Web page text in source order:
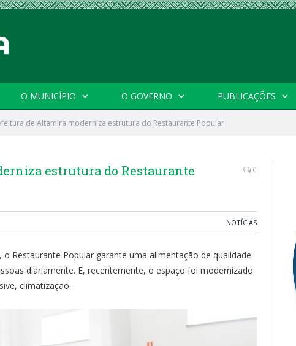
O MUNICÍPIO O GOVERNO PUBLICAÇÕES
de Altamira moderniza estrutura do Restaurante Popular
estrutura do Restaurante
0
NOTÍCIAS
Restaurante Popular garante uma alimentação de qualidade
diariamente. E, recentemente, o espaço foi modernizado
climatização.